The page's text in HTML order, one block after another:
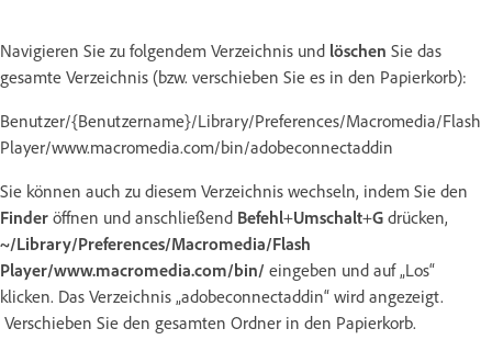
Navigieren Sie zu folgendem Verzeichnis und löschen Sie das
gesamte Verzeichnis (bzw. verschieben Sie es in den Papierkorb):
Benutzer/{Benutzername}/Library/Preferences/Macromedia/Flash
Player/www.macromedia.com/bin/adobeconnectaddin
Sie können auch zu diesem Verzeichnis wechseln, indem Sie den
Finder öffnen und anschließend Befehl+Umschalt+G drücken,
~/Library/Preferences/Macromedia/Flash
Player/www.macromedia.com/bin/ eingeben und auf „Los“
klicken. Das Verzeichnis „adobeconnectaddin“ wird angezeigt.
Verschieben Sie den gesamten Ordner in den Papierkorb.